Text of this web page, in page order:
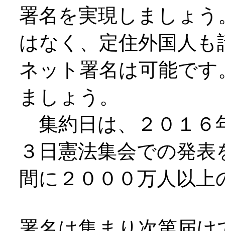
署名を実現しましょ
はなく、定住外国人
ネット署名は可能で
ましょう。
集約日は、２０１６
３日憲法集会での発
間に２０００万人以